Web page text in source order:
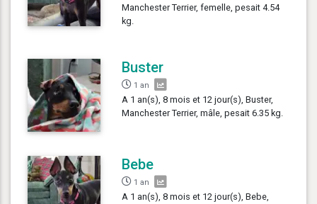
Manchester Terrier, femelle, pesait 4.54
kg.
Buster
1 an
A 1 an(s), 8 mois et 12 jour(s), Buster,
Manchester Terrier, mâle, pesait 6.35 kg.
Bebe
1 an
A 1 an(s), 8 mois et 12 jour(s), Bebe,